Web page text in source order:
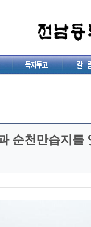
순천만습지를